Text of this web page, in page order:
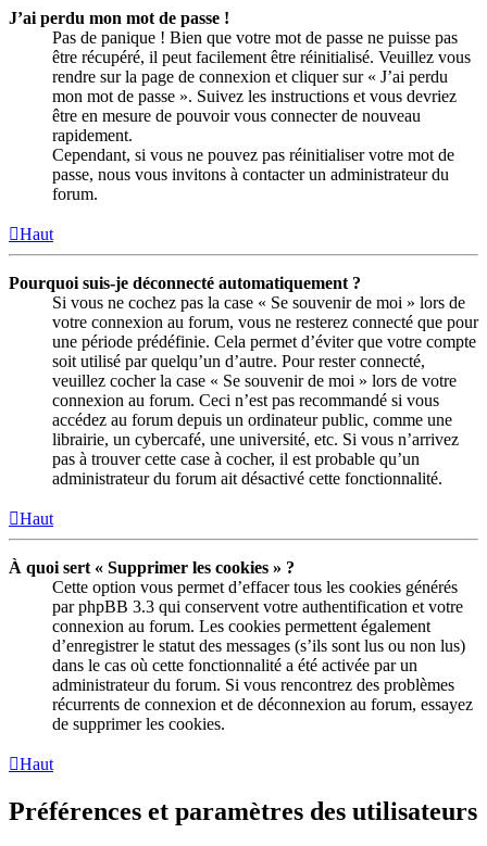
J’ai perdu mon mot de passe !
Pas de panique ! Bien que votre mot de passe ne puisse pas
être récupéré, il peut facilement être réinitialisé. Veuillez vous
rendre sur la page de connexion et cliquer sur « J’ai perdu
mon mot de passe ». Suivez les instructions et vous devriez
être en mesure de pouvoir vous connecter de nouveau
rapidement.
Cependant, si vous ne pouvez pas réinitialiser votre mot de
passe, nous vous invitons à contacter un administrateur du
forum.
Haut
Pourquoi suis-je déconnecté automatiquement ?
Si vous ne cochez pas la case « Se souvenir de moi » lors de
votre connexion au forum, vous ne resterez connecté que pour
une période prédéfinie. Cela permet d’éviter que votre compte
soit utilisé par quelqu’un d’autre. Pour rester connecté,
veuillez cocher la case « Se souvenir de moi » lors de votre
connexion au forum. Ceci n’est pas recommandé si vous
accédez au forum depuis un ordinateur public, comme une
librairie, un cybercafé, une université, etc. Si vous n’arrivez
pas à trouver cette case à cocher, il est probable qu’un
administrateur du forum ait désactivé cette fonctionnalité.
Haut
À quoi sert « Supprimer les cookies » ?
Cette option vous permet d’effacer tous les cookies générés
par phpBB 3.3 qui conservent votre authentification et votre
connexion au forum. Les cookies permettent également
d’enregistrer le statut des messages (s’ils sont lus ou non lus)
dans le cas où cette fonctionnalité a été activée par un
administrateur du forum. Si vous rencontrez des problèmes
récurrents de connexion et de déconnexion au forum, essayez
de supprimer les cookies.
Haut
Préférences et paramètres des utilisateurs